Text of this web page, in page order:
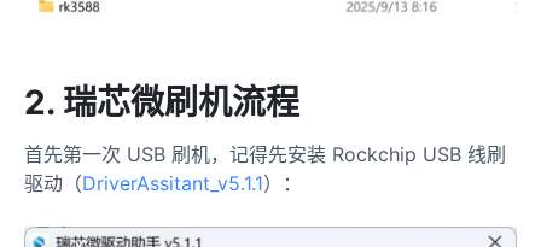
2. 瑞芯微刷机流程
首先第一次 USB 刷机，记得先安装 Rockchip USB 线刷
驱动（DriverAssitant_v5.1.1）：